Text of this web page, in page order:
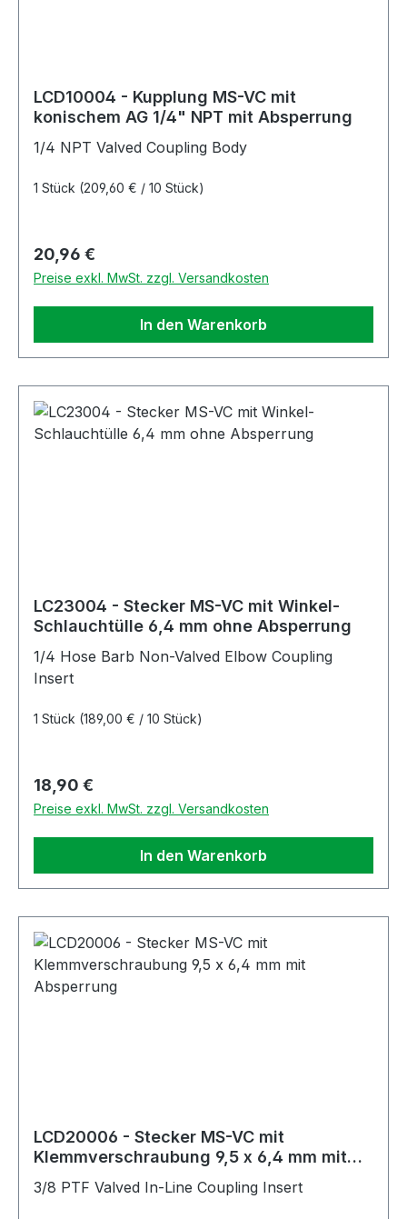
LCD10004 - Kupplung MS-VC mit
konischem AG 1/4" NPT mit Absperrung
1/4 NPT Valved Coupling Body
1 Stück (209,60 € / 10 Stück)
Regulärer Preis:
20,96 €
Preise exkl. MwSt. zzgl. Versandkosten
In den Warenkorb
LC23004 - Stecker MS-VC mit Winkel-
Schlauchtülle 6,4 mm ohne Absperrung
1/4 Hose Barb Non-Valved Elbow Coupling
Insert
1 Stück (189,00 € / 10 Stück)
Regulärer Preis:
18,90 €
Preise exkl. MwSt. zzgl. Versandkosten
In den Warenkorb
LCD20006 - Stecker MS-VC mit
Klemmverschraubung 9,5 x 6,4 mm mit
3/8 PTF Valved In-Line Coupling Insert